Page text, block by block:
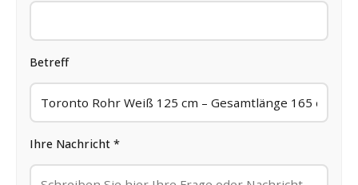
Betreff
Ihre Nachricht *